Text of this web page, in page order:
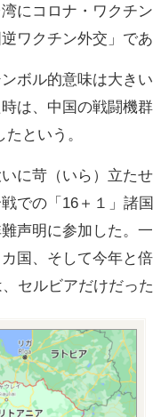
にコロナ・ワクチ
ワクチン外交」であ
ボル的意味は大き
は、中国の戦闘機
という。
に苛（いら）立た
での「16＋１」諸
声明に参加した。
国、そして今年と
セルビアだけだった